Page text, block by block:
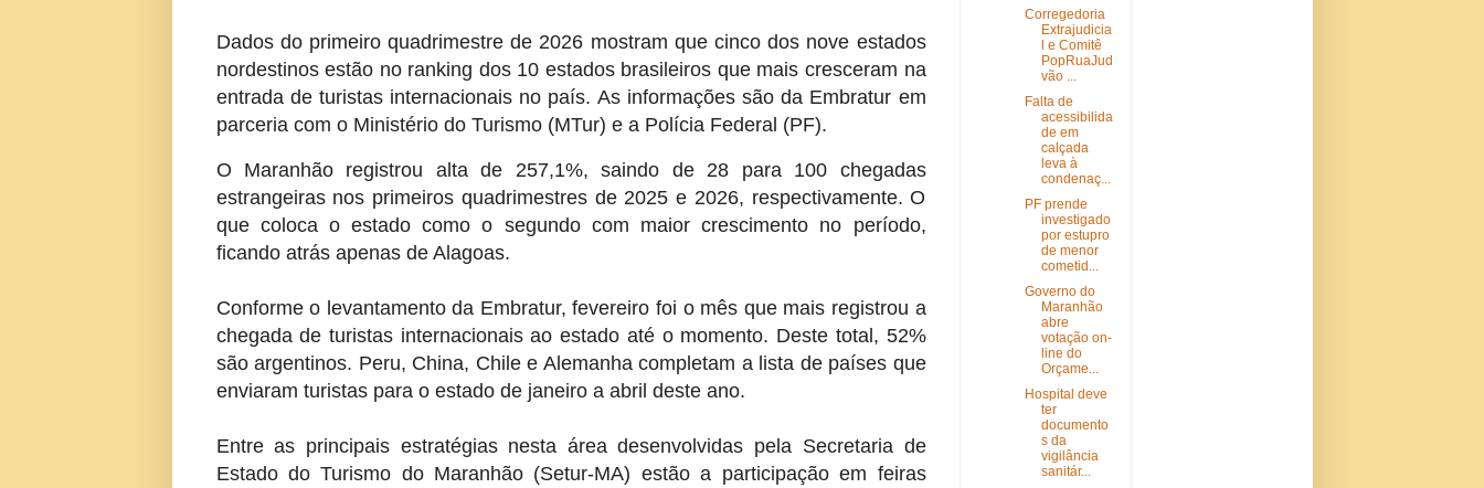
Dados do primeiro quadrimestre de 2026 mostram que cinco dos nove estados
nordestinos estão no ranking dos 10 estados brasileiros que mais cresceram na
entrada de turistas internacionais no país. As informações são da Embratur em
parceria com o Ministério do Turismo (MTur) e a Polícia Federal (PF).
O Maranhão registrou alta de 257,1%, saindo de 28 para 100 chegadas
estrangeiras nos primeiros quadrimestres de 2025 e 2026, respectivamente. O
que coloca o estado como o segundo com maior crescimento no período,
ficando atrás apenas de Alagoas.
Conforme o levantamento da Embratur, fevereiro foi o mês que mais registrou a
chegada de turistas internacionais ao estado até o momento. Deste total, 52%
são argentinos. Peru, China, Chile e Alemanha completam a lista de países que
enviaram turistas para o estado de janeiro a abril deste ano.
Entre as principais estratégias nesta área desenvolvidas pela Secretaria de
Estado do Turismo do Maranhão (Setur-MA) estão a participação em feiras
Corregedoria
Extrajudicia
l e Comitê
PopRuaJud
vão ...
Falta de
acessibilida
de em
calçada
leva à
condenaç...
PF prende
investigado
por estupro
de menor
cometid...
Governo do
Maranhão
abre
votação on-
line do
Orçame...
Hospital deve
ter
documento
s da
vigilância
sanitár...